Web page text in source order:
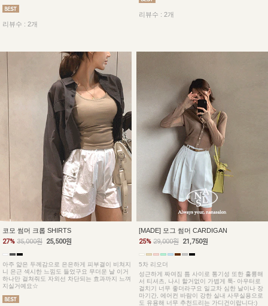
리뷰수 : 2개
리뷰수 : 2개
코모 썸머 크롭 SHIRTS
27% 35,000원 25,500원
아주 얇은 두께감으로 은은하게 피부결이 비쳐지
니 은근 섹시한 느낌도 들었구요 무더운 날 이거
하나만 걸쳐줘도 자외선 차단되는 효과까지 느껴
지실거예요☆
[MADE] 모그 썸머 CARDIGAN
25% 29,000원 21,750원
5차 리오더
성근하게 짜여짐 틈 사이로 통기성 또한 훌륭해
서 티셔츠, 나시 할거없이 가볍게 툭- 아우터로
걸치기 너무 좋더라구요 일교차 심한 날이나 장
마기간, 에어컨 바람이 강한 실내 사무실용으로
도 유용해 너무 추천드리는 가디건이랍니다:)